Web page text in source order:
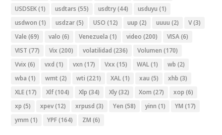
USDSEK(1) usdtars (55) usdtry(44) usduyu (1)
usdwon (1) usdzar(5) USO (12) uup (2) uuuu (2) V(3)
Vale (69) valo (6) Venezuela (1) video (200) VISA(6)
VIST (77) Vix (200) volatilidad (236) Volumen (170)
Vvix (6) vxd (1) vxn (17) Vxx (15) WAL(1) wb (2)
wba (1) wmt (2) wti (221) XAL(1) xau (5) xhb (3)
XLE(17) Xlf(104) Xlp (34) Xly(32) Xom (27) xop (6)
xp (5) xpev(12) xrpusd (3) Yen (58) yinn (1) YM (17)
ymm (1) YPF(164) ZM (6)